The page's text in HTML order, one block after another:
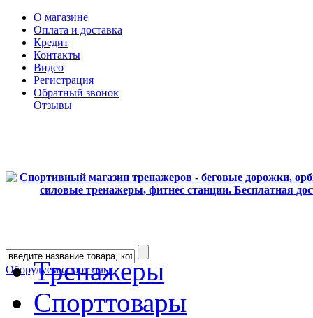
О магазине
Оплата и доставка
Кредит
Контакты
Видео
Регистрация
Обратный звонок
Отзывы
Оборудуем спортзалы
Тренажеры
Спорттовары